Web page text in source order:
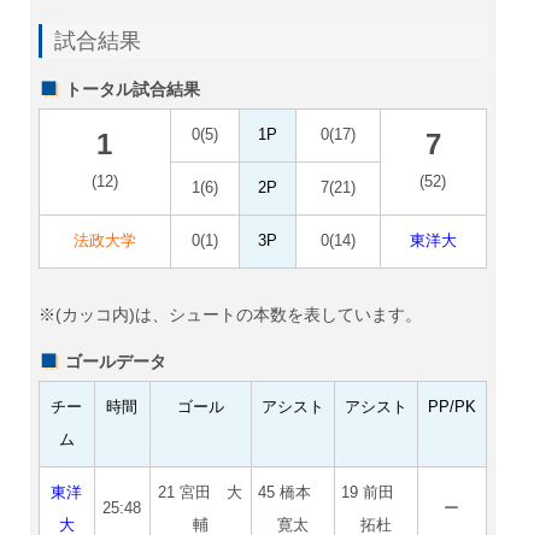
試合結果
トータル試合結果
1
(12)
0(5) 1P 0(17) 7
(52)
1(6) 2P 7(21)
法政大学 0(1) 3P 0(14) 東洋大
※(カッコ内)は、シュートの本数を表しています。
ゴールデータ
チー
ム
時間 ゴール アシスト アシスト PP/PK
東洋
大
25:48
21 宮田 大
輔
45 橋本
寛太
19 前田
拓杜
ー